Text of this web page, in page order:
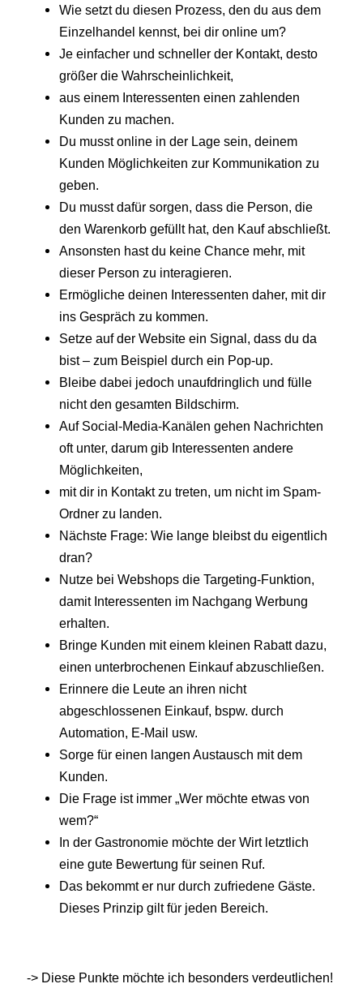
Wie setzt du diesen Prozess, den du aus dem
Einzelhandel kennst, bei dir online um?
Je einfacher und schneller der Kontakt, desto
größer die Wahrscheinlichkeit,
aus einem Interessenten einen zahlenden
Kunden zu machen.
Du musst online in der Lage sein, deinem
Kunden Möglichkeiten zur Kommunikation zu
geben.
Du musst dafür sorgen, dass die Person, die
den Warenkorb gefüllt hat, den Kauf abschließt.
Ansonsten hast du keine Chance mehr, mit
dieser Person zu interagieren.
Ermögliche deinen Interessenten daher, mit dir
ins Gespräch zu kommen.
Setze auf der Website ein Signal, dass du da
bist – zum Beispiel durch ein Pop-up.
Bleibe dabei jedoch unaufdringlich und fülle
nicht den gesamten Bildschirm.
Auf Social-Media-Kanälen gehen Nachrichten
oft unter, darum gib Interessenten andere
Möglichkeiten,
mit dir in Kontakt zu treten, um nicht im Spam-
Ordner zu landen.
Nächste Frage: Wie lange bleibst du eigentlich
dran?
Nutze bei Webshops die Targeting-Funktion,
damit Interessenten im Nachgang Werbung
erhalten.
Bringe Kunden mit einem kleinen Rabatt dazu,
einen unterbrochenen Einkauf abzuschließen.
Erinnere die Leute an ihren nicht
abgeschlossenen Einkauf, bspw. durch
Automation, E-Mail usw.
Sorge für einen langen Austausch mit dem
Kunden.
Die Frage ist immer „Wer möchte etwas von
wem?“
In der Gastronomie möchte der Wirt letztlich
eine gute Bewertung für seinen Ruf.
Das bekommt er nur durch zufriedene Gäste.
Dieses Prinzip gilt für jeden Bereich.
-> Diese Punkte möchte ich besonders verdeutlichen!